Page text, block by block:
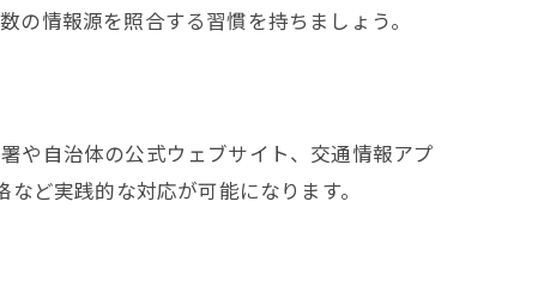
情報源を照合する習慣を持ちましょう。
や自治体の公式ウェブサイト、交通情報アプ
ど実践的な対応が可能になります。